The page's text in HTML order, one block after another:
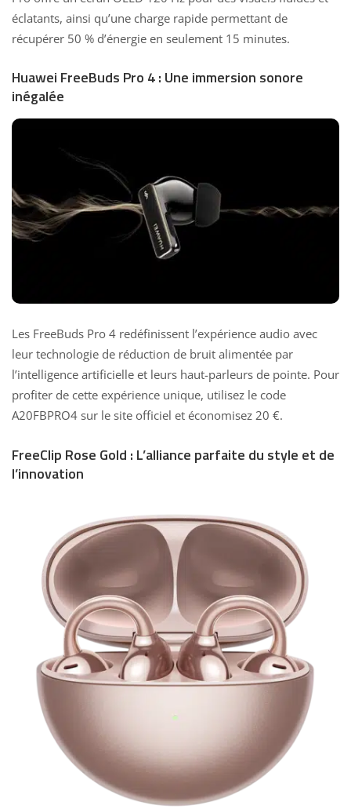
éclatants, ainsi qu’une charge rapide permettant de
récupérer 50 % d’énergie en seulement 15 minutes.
Huawei FreeBuds Pro 4 : Une immersion sonore
inégalée
Les FreeBuds Pro 4 redéfinissent l’expérience audio avec
leur technologie de réduction de bruit alimentée par
l’intelligence artificielle et leurs haut-parleurs de pointe. Pour
profiter de cette expérience unique, utilisez le code
A20FBPRO4 sur le site officiel et économisez 20 €.
FreeClip Rose Gold : L’alliance parfaite du style et de
l’innovation